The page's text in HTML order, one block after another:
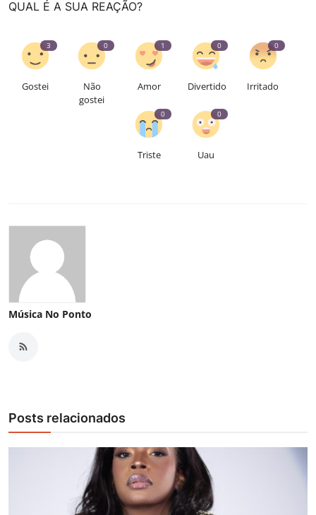
QUAL É A SUA REAÇÃO?
3
Gostei
0
Não
gostei
1
Amor
0
Divertido
0
Irritado
0
Triste
0
Uau
Música No Ponto
Posts relacionados